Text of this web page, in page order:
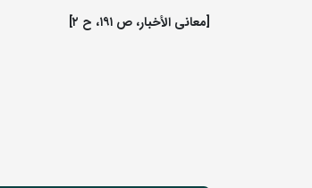
[معانى الأخبار، ص ۱۹۱، ح ۲]